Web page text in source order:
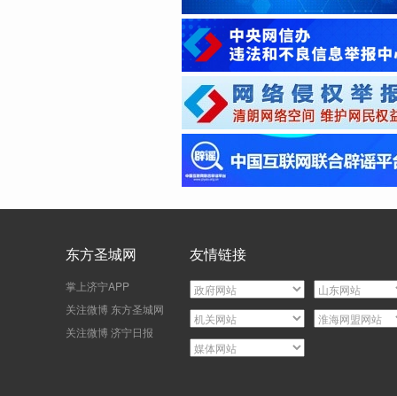
东方圣城网
掌上济宁APP
关注微博 东方圣城网
关注微博 济宁日报
友情链接